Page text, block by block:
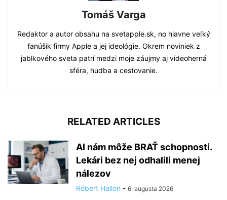
Tomáš Varga
Redaktor a autor obsahu na svetapple.sk, no hlavne veľký
fanúšik firmy Apple a jej ideológie. Okrem noviniek z
jablkového sveta patrí medzi moje záujmy aj videoherná
sféra, hudba a cestovanie.
RELATED ARTICLES
AI nám môže BRAŤ schopnosti.
Lekári bez nej odhalili menej
nálezov
Róbert Hallon - 6. augusta 2026